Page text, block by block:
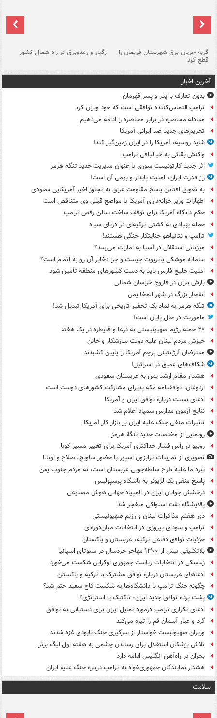
گربه جریان برق شهرستان فریمان را
قطع کرد
رگبار و رعدوبرق در راه شمال کشور
آخرین اخبار
بدون تعارف با پدر و پسر قهرمان
ترامپ التماس‌کننده توافقی است که خود ویران کرد
معادله محاصره در برابر محاصره را ادامه می‌دهیم
تحریم‌های جدید ضد ایرانی آمریکا
شاید روسیه، آمریکا را در ایران زمین‌گیر کند!
واکنش بقائی به خیالبافی ترامپ
اثر جدید کارتونیست سوری با عنوان مدیریت جدید تنگه هرمز
راز قدرت ایران، امنیت پایدار و بومی آن است!
به تعویق افتادن پاسخ مقاومت عراق به تجاوز اخیر آمریکایی سعودی
اظهارات وزیر خزانه‌داری آمریکا با مواضع قبلی وی متناقض است
حکم دادگاه آمریکا برای توقف ساخت سالن رقص ترامپ
حمله پهپادی به کشتی ترکیه‌ای در دریای سیاه
ترامپ و نتانیاهو جنایتکار جنگی هستند!
میزبانی استقلال در آسیا به امارات می‌رسد؟
سامانه موشکی پاتریوت چیست و چرا ذخایر آن رو به اتمام است؟
امنیت خلیج فارس باید به دست کشورهای منطقه تأمین شود
بارش باران در فاروج خراسان شمالی
انفجار بزرگ در شهر المخا یمن
تنگه هرمز به نماد یک تحقیر تاریخی برای آمریکا تبدیل شد!
ماموریت در حال پایان است!
۲۰ حمله رژیم صهیونیستی به درعا و قنیطره در یک هفته
خیزش مردم لبنان علیه دولت سازشکار و خائن
معترضان آرژانتینی پرچم آمریکا را پایین کشیدند
شکاف‌های عمیق در اسرائیل!
هشدار مقام ارشد یمن به عربستان سعودی
اردوغان: توافقنامه مکه پذیرای مشارکت کشورهای دوست است
ادعای بسنت درباره توافق ایران و آمریکا
نتایج آزمون مدارس سمپاد اعلام شد
تاثیرات منفی جنگ علیه ایران بر بازار کار آمریکا
رونمایی از مختصات جدید تنگۀ هرمز
روبیو در رأس فشار حداکثری آمریکا برای تغییر مسیر کوبا
تصویری از تمرینات ترابزون اسپور با حضور ساویچ، صلاح و اونانا
نبرد ما علیه طرح سلطه‌جویی عربستان است، نه مردم جنوب یمن
پاسخ منفی یک لژیونر به باشگاه پرسپولیس
درخشش جوانان ایران در المپیاد جهانی هوش مصنوعی
پالایشگاه نفت اسلواکی منفجر شد
دور هفتم مذاکرات لبنان و رژیم صهیونیستی
ترامپ و سودای پیروزی در انتخابات میان‌دوره‌ای
جزئیات توافق دفاعی ترکیه، عربستان و پاکستان
بلاتکلیفی بیش از ۱۳۰۰ مهاجر خردسال در سئوتای اسپانیا
زلنسکی در انتخابات ریاست جمهوری اوکراین شکست می‌خورد
ادعاهای عربستان درباره توافق مشترک با ترکیه و پاکستان
چگونه جنگ ترامپ با دانشگاه‌ها به شکست کاخ سفید ختم شد؟
پشت پرده توافق جدید ایران؛ تاکتیک یا استراتژی؟
ادعای تکراری ترامپ درمورد تمایل ایران برای دستیابی به توافق
گرد و غبار آسمان قم را تیره می‌کند
وزیران صهیونیست خواستار از سرگیری جنگ نابودی غزه شدند
تلاش پزشکان استقلال برای رساندن چشمی به هفته اول لیگ برتر
بحران در راه‌آهن انگلیس ادامه دارد
هشدار نمایندگان جمهوری‌خواه به ترامپ درباره جنگ علیه ایران
سلامت